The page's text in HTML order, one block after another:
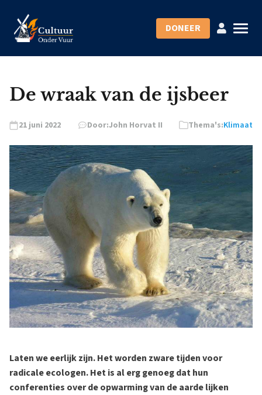
DONEER
De wraak van de ijsbeer
21 juni 2022 Door:John Horvat II Thema's:Klimaat
Laten we eerlijk zijn. Het worden zware tijden voor
radicale ecologen. Het is al erg genoeg dat hun
conferenties over de opwarming van de aarde lijken